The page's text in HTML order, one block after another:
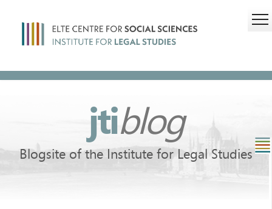
jtiblog
Blogsite of the Institute for Legal Studies